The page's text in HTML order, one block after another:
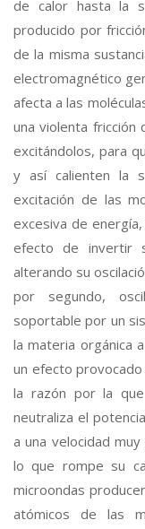
de calor hasta la
producido por
de la misma
electromagnético
afecta a las
una violenta fricción
excitándolos, para
y así calienten la
excitación de las
excesiva de
efecto de invertir
alterando su
por segundo,
soportable por un
la materia orgánica
un efecto
la razón por la
neutraliza el
a una velocidad
lo que rompe su
microondas
atómicos de las